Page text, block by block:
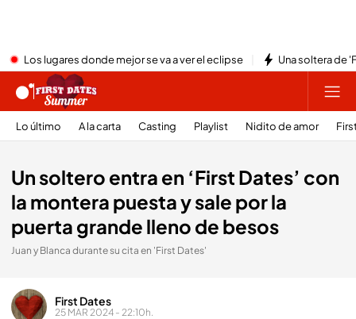
Los lugares donde mejor se va a ver el eclipse Una soltera de
Lo último A la carta Casting Playlist Nidito de amor
Un soltero entra en ‘First Dates’ con
la montera puesta y sale por la
puerta grande lleno de besos
Juan y Blanca durante su cita en 'First Dates'
First Dates
25 MAR 2024 - 22:10h.